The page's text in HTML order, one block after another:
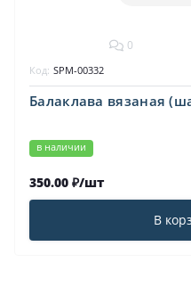
0
Балаклава вязаная
в наличии
Код: SPM-00332
350.00 ₽/шт
В